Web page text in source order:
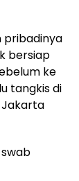
pribadinya
bersiap
ke
tangkis di
Jakarta